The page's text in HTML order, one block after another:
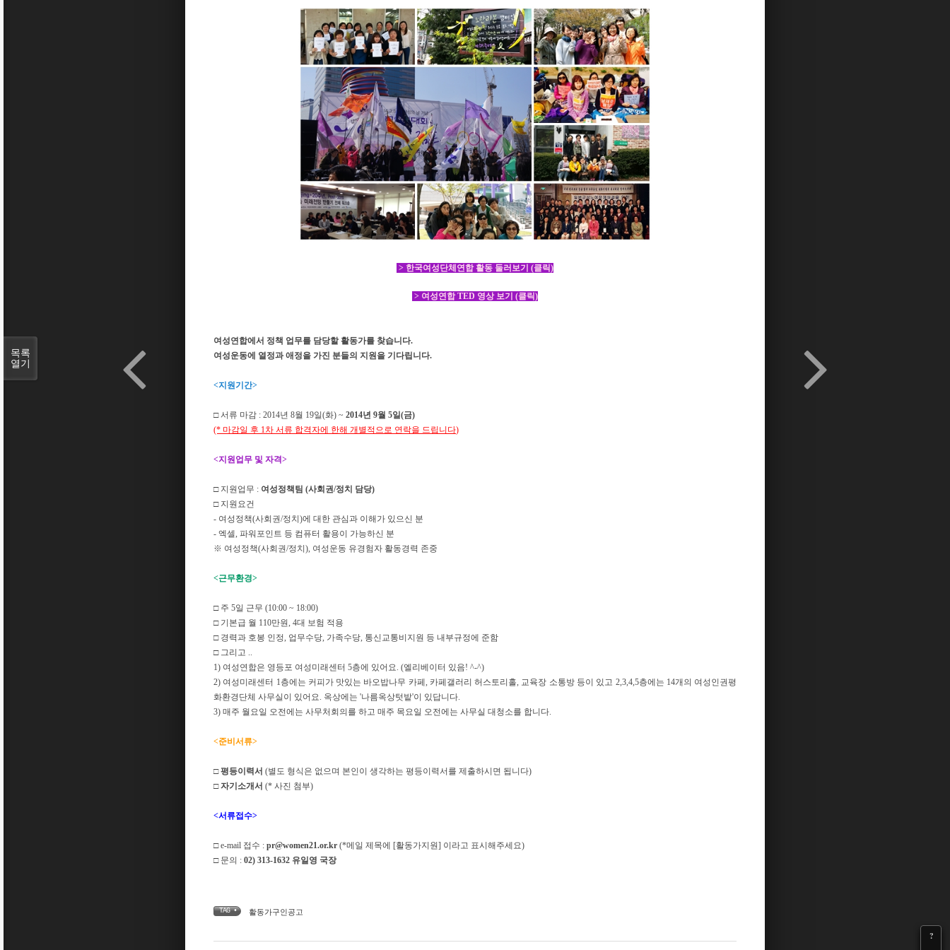
?
> 한국여성단체연합 활동 둘러보기 (클릭)
> 여성연합TED 영상 보기 (클릭)
여성연합에서 정책 업무를 담당할 활동가를 찾습니다.
여성운동에 열정과 애정을 가진 분들의 지원을 기다립니다.
<지원기간>
□서류 마감 : 2014년 8월 19일(화) ~ 2014년 9월 5일(금)
(* 마감일 후 1차 서류 합격자에 한해 개별적으로 연락을 드립니다)
<지원업무 및 자격>
□ 지원업무 : 여성정책팀 (사회권/정치 담당)
□ 지원요건
- 여성정책(사회권/정치)에 대한 관심과 이해가 있으신 분
- 엑셀, 파워포인트 등 컴퓨터 활용이 가능하신 분
※ 여성정책(사회권/정치), 여성운동 유경험자 활동경력 존중
<근무환경>
□ 주 5일 근무 (10:00 ~ 18:00)
□ 기본급 월 110만원, 4대 보험 적용
□ 경력과 호봉 인정, 업무수당, 가족수당, 통신교통비지원 등 내부규정에 준함
□ 그리고 ..
1) 여성연합은 영등포 여성미래센터 5층에 있어요. (엘리베이터 있음! ^-^)
2) 여성미래센터 1층에는 커피가 맛있는 바오밥나무 카페, 카페갤러리 허스토리홀, 교육장 소통방 등이 있고 2,3,4,5층에는 14개의 여성인권평
화환경단체 사무실이 있어요. 옥상에는 '나름옥상텃밭'이 있답니다.
3) 매주 월요일 오전에는 사무처회의를 하고 매주 목요일 오전에는 사무실 대청소를 합니다.
<준비서류>
□평등이력서 (별도 형식은 없으며 본인이 생각하는 평등이력서를 제출하시면 됩니다)
□ 자기소개서 (* 사진 첨부)
<서류접수>
□e-mail 접수 : pr@women21.or.kr (*메일 제목에 [활동가지원] 이라고 표시해주세요)
□ 문의 : 02) 313-1632 유일영 국장
TAG • 활동가구인공고
목록
열기